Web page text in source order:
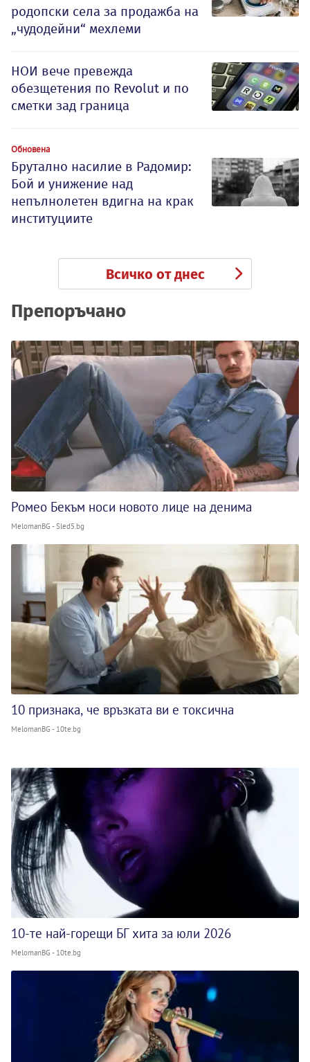
родопски села за продажба на
„чудодейни“ мехлеми
НОИ вече превежда
обезщетения по Revolut и по
сметки зад граница
Обновена
Брутално насилие в Радомир:
Бой и унижение над
непълнолетен вдигна на крак
институциите
Всичко от днес
Препоръчано
Ромео Бекъм носи новото лице на денима
MelomanBG - Sled5.bg
10 признака, че връзката ви е токсична
MelomanBG - 10te.bg
10-те най-горещи БГ хита за юли 2026
MelomanBG - 10te.bg